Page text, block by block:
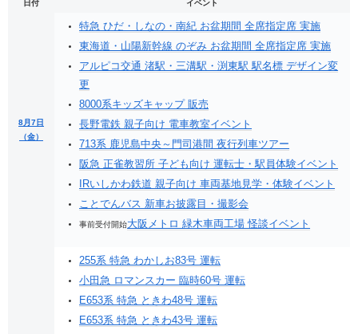
日付 イベント
8月7日
（金）
特急 ひだ・しなの・南紀 お盆期間 全席指定席 実施
東海道・山陽新幹線 のぞみ お盆期間 全席指定席 実施
アルピコ交通 渚駅・三溝駅・渕東駅 駅名標 デザイン変
更
8000系キッズキャップ 販売
長野電鉄 親子向け 電車教室イベント
713系 鹿児島中央～門司港間 夜行列車ツアー
阪急 正雀教習所 子ども向け 運転士・駅員体験イベント
IRいしかわ鉄道 親子向け 車両基地見学・体験イベント
ことでんバス 新車お披露目・撮影会
事前受付開始大阪メトロ 緑木車両工場 怪談イベント
255系 特急 わかしお83号 運転
小田急 ロマンスカー 臨時60号 運転
E653系 特急 ときわ48号 運転
E653系 特急 ときわ43号 運転